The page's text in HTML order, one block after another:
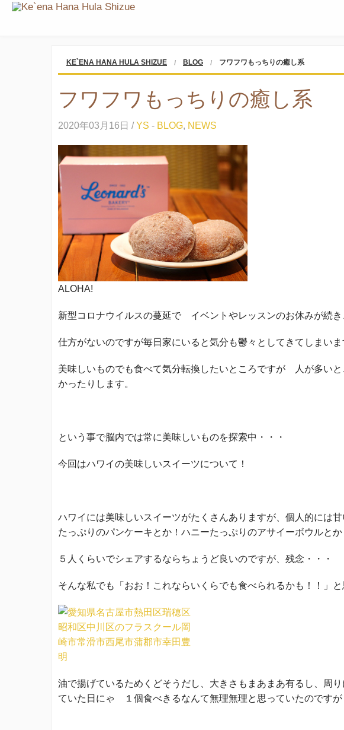
KE`ENA HANA HULA SHIZUE BLOG フワフワもっちりの癒し系
フワフワもっちりの癒し系
2020年03月16日 /YS - BLOG, NEWS
ALOHA!
新型コロナウイルスの蔓延で イベントやレッスンのお休みが続き
仕方がないのですが毎日家にいると気分も鬱々としてきてしまいま
美味しいものでも食べて気分転換したいところですが 人が多い
かったりします。
という事で脳内では常に美味しいものを探索中・・・
今回はハワイの美味しいスイーツについて！
ハワイには美味しいスイーツがたくさんありますが、個人的には
たっぷりのパンケーキとか！ハニーたっぷりのアサイーボウルと
５人くらいでシェアするならちょうど良いのですが、残念・・・
そんな私でも「おお！これならいくらでも食べられるかも！！」
油で揚げているためくどそうだし、大きさもまあまあ有るし、周
ていた日にゃ １個食べきるなんて無理無理と思っていたのですが